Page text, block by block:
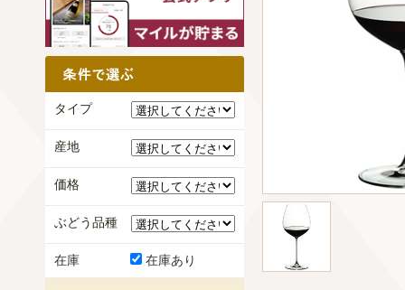
タイプ
産地
価格
ぶどう品種
在庫 在庫あり